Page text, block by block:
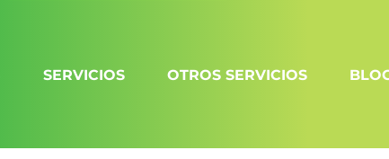
SERVICIOS OTROS SERVICIOS